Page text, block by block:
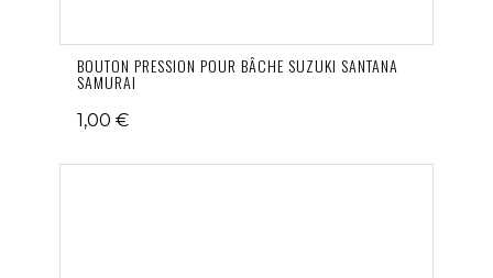
BOUTON PRESSION POUR BÂCHE SUZUKI SANTANA
SAMURAI
1,00 €